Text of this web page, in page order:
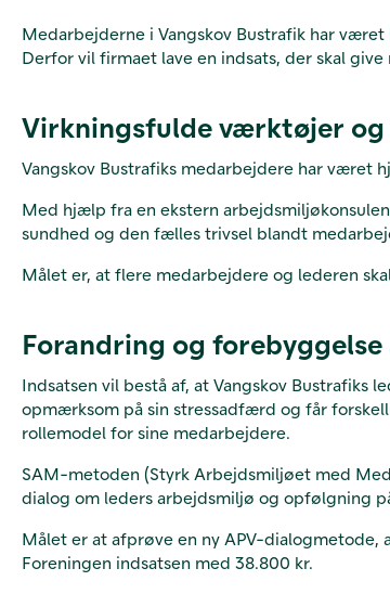
Medarbejderne i Vangskov Bustrafik har
Derfor vil firmaet lave en indsats, der skal
Virkningsfulde værktøjer
Vangskov Bustrafiks medarbejdere har været
Med hjælp fra en ekstern
sundhed og den fælles trivsel blandt
Målet er, at flere medarbejdere og lederen
Forandring og
Indsatsen vil bestå af, at Vangskov
opmærksom på sin stressadfærd og får
rollemodel for sine medarbejdere.
SAM-metoden (Styrk Arbejdsmiljøet med
dialog om leders arbejdsmiljø og opfølgning
Målet er at afprøve en ny APV-
Foreningen indsatsen med 38.800 kr.